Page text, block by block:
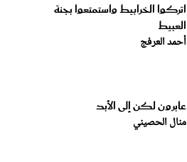
اتركوا الخرابيط واستمتعوا بجنة
العبيط
أحمد العرفج
عابرون لكن إلى الأبد
منال الحصيني